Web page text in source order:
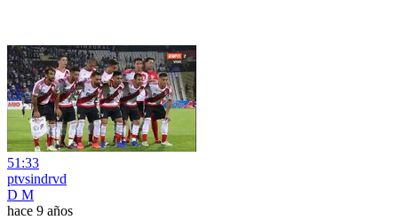
51:33
ptvsindrvd
D M
hace 9 años